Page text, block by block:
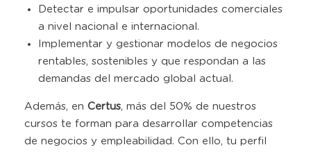
Detectar e impulsar oportunidades comerciales
a nivel nacional e internacional.
Implementar y gestionar modelos de negocios
rentables, sostenibles y que respondan a las
demandas del mercado global actual.
Además, en Certus, más del 50% de nuestros
cursos te forman para desarrollar competencias
de negocios y empleabilidad. Con ello, tu perfil